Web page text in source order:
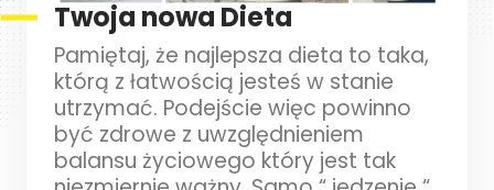
Twoja nowa Dieta
Pamiętaj, że najlepsza dieta to taka,
którą z łatwością jesteś w stanie
utrzymać. Podejście więc powinno
być zdrowe z uwzględnieniem
balansu życiowego który jest tak